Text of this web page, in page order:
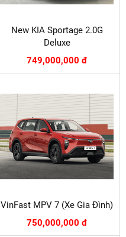
New KIA Sportage 2.0G
Deluxe
749,000,000 đ
VinFast MPV 7 (Xe Gia Đình)
750,000,000 đ